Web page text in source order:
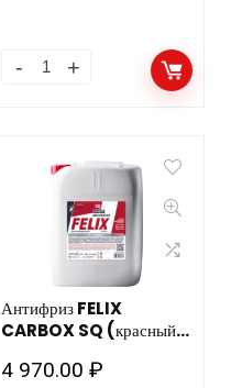
Антифриз FELIX
CARBOX SQ (красный)
4 970.00₽